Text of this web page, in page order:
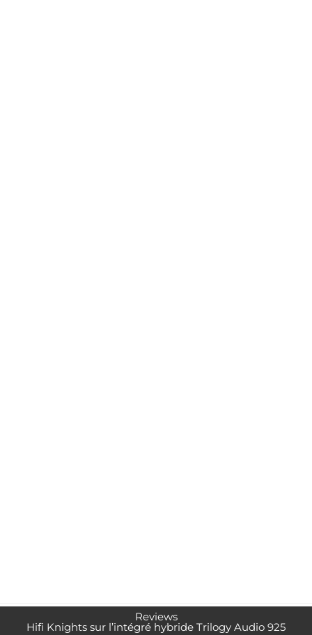
Reviews
Hifi Knights sur l’intégré hybride Trilogy Audio 925